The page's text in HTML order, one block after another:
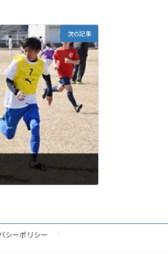
次の記事
シーポリシー